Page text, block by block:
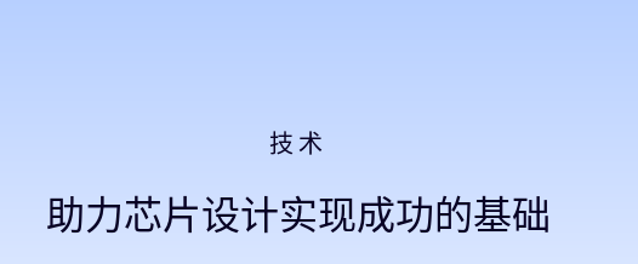
技术
助力芯片设计实现成功的基础